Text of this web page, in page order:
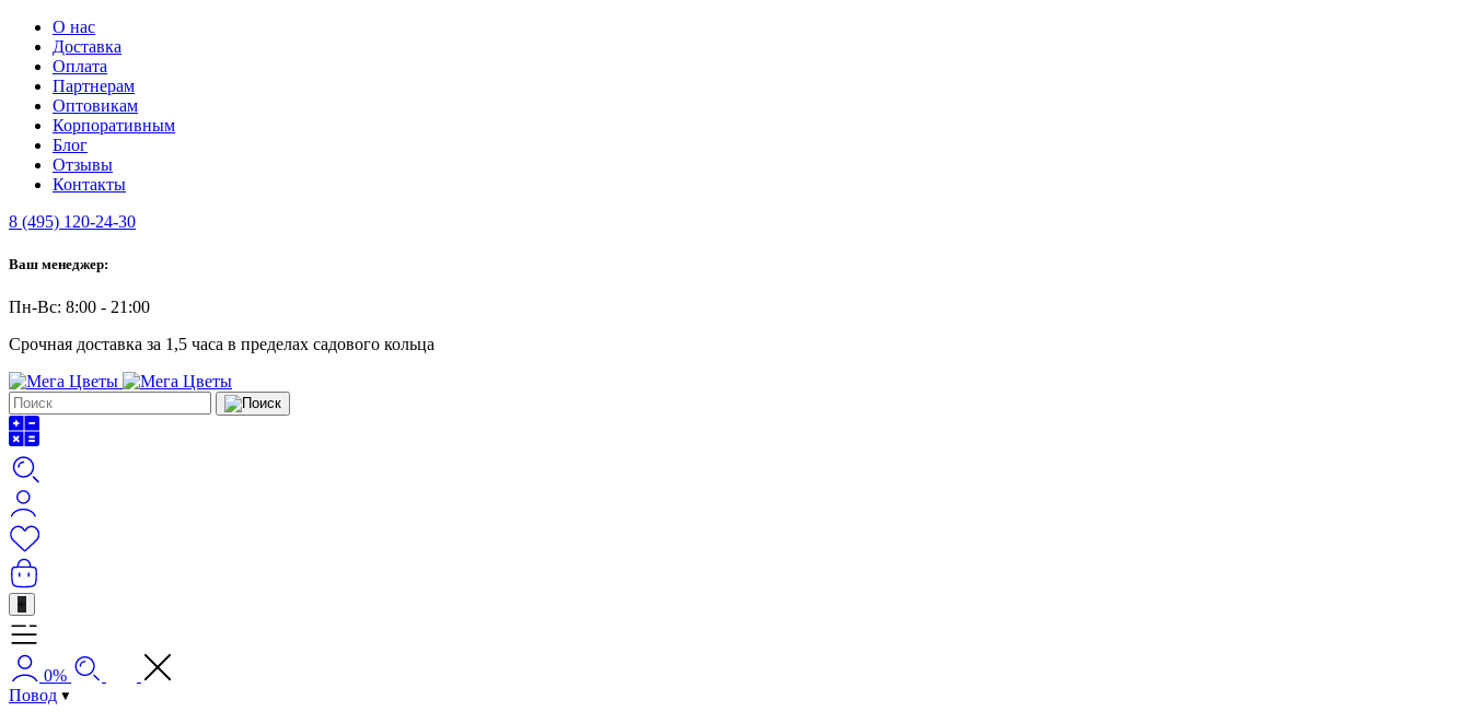
О нас
Доставка
Оплата
Партнерам
Оптовикам
Корпоративным
Блог
Отзывы
Контакты
8 (495) 120-24-30
Ваш менеджер:
Пн-Вс: 8:00 - 21:00
Срочная доставка за 1,5 часа в пределах садового кольца
+
0%
Повод